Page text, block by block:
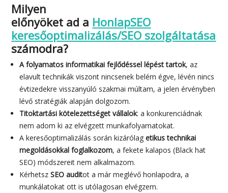
Milyen
előnyöket ad a HonlapSEO
keresőoptimalizálás/SEO szolgáltatása
számodra?
A folyamatos informatikai fejlődéssel lépést tartok, az
elavult technikák viszont nincsenek belém égve, lévén nincs
évtizedekre visszanyúló szakmai múltam, a jelen érvényben
lévő stratégiák alapján dolgozom.
Titoktartási kötelezettséget vállalok: a konkurenciádnak
nem adom ki az elvégzett munkafolyamatokat.
A keresőoptimalizálás során kizárólagetikus technikai
megoldásokkal foglalkozom, a fekete kalapos (Black hat
SEO) módszereit nem alkalmazom.
KérhetszSEO auditot a már meglévő honlapodra, a
munkálatokat ott is utólagosan elvégzem.